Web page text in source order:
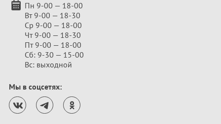
Пн 9-00 — 18-00
Вт 9-00 — 18-30
Ср 9-00 — 18-00
Чт 9-00 — 18-30
Пт 9-00 — 18-00
Сб: 9-30 — 15-00
Вс: выходной
Мы в соцсетях: